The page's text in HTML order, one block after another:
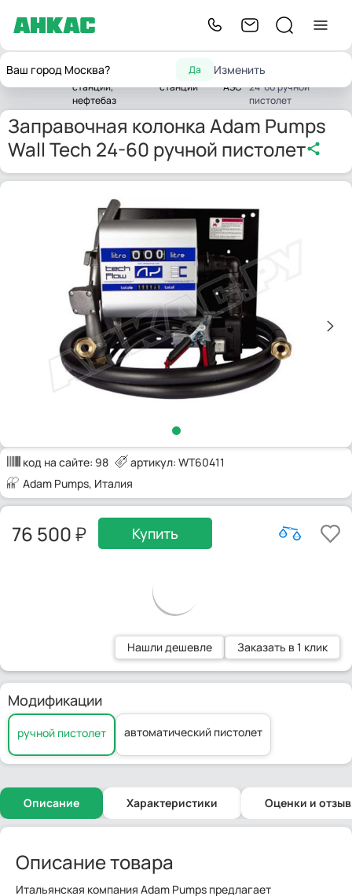
Ваш город Москва? Да Изменить
Главная автозаправочных
станций,
нефтебаз
Заправочные
станции
Мини
АЗС
Adam Pumps Wall Tech
24-60 ручной
пистолет
Заправочная колонка Adam Pumps
Wall Tech 24-60 ручной пистолет
код на сайте: 98
артикул: WT60411
Adam Pumps, Италия
76 500 Купить
Нашли дешевле Заказать в 1 клик
Модификации
ручной пистолет автоматический пистолет
Описание Характеристики Оценки и
Описание товара
Итальянская компания Adam Pumps предлагает